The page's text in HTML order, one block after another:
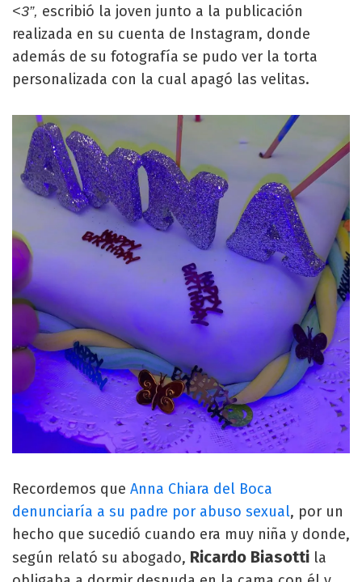
<3”, escribió la joven junto a la publicación
realizada en su cuenta de Instagram, donde
además de su fotografía se pudo ver la torta
personalizada con la cual apagó las velitas.
Recordemos que Anna Chiara del Boca
denunciaría a su padre por abuso sexual, por un
hecho que sucedió cuando era muy niña y donde,
según relató su abogado, Ricardo Biasotti la